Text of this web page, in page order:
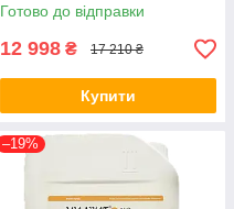
Готово до відправки
12 998 ₴ 17 210 ₴
Купити
–19%